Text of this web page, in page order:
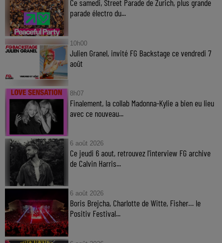
Ce samedi, Street Parade de Zurich, plus grande
parade électro du...
10h00
Julien Granel, invité FG Backstage ce vendredi 7
août
8h07
Finalement, la collab Madonna-Kylie a bien eu lieu
avec ce nouveau...
6 août 2026
Ce jeudi 6 aout, retrouvez l'interview FG archive
de Calvin Harris...
6 août 2026
Boris Brejcha, Charlotte de Witte, Fisher… le
Positiv Festival...